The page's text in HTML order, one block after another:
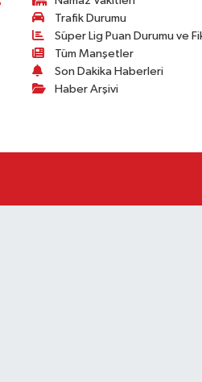
Trafik Durumu
Süper Lig Puan Durumu ve
Tüm Manşetler
Son Dakika Haberleri
Haber Arşivi